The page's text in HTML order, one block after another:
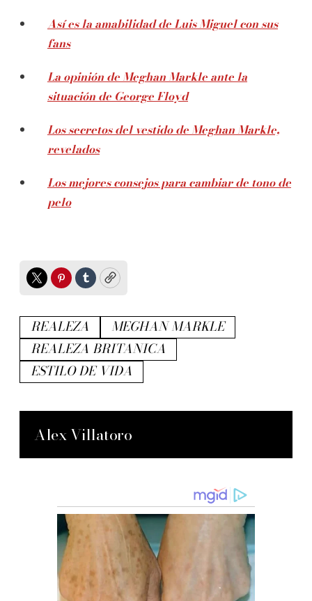
Así es la amabilidad de Luis Miguel con sus
fans
La opinión de Meghan Markle ante la
situación de George Floyd
Los secretos del vestido de Meghan Markle,
revelados
Los mejores consejos para cambiar de tono de
pelo
TwitterPinterest
TumblrCopy
REALEZA
MEGHAN MARKLE
REALEZA BRITANICA
ESTILO DE VIDA
Alex Villatoro